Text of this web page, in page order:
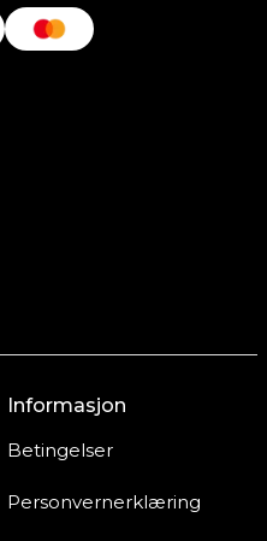
Informasjon
Betingelser
Personvernerklæring